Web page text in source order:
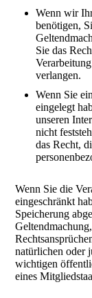
Wenn wir
benötigen,
Sie das
verlangen.
Wenn Sie
eingelegt
unseren
nicht
das Recht,
Wenn Sie die
eingeschränkt
Speicherung
natürlichen oder
wichtigen
eines